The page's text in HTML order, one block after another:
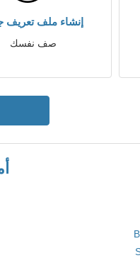
إنشاء ملف تعريف
صف نفسك